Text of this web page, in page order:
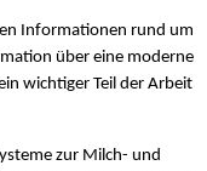
Informationen rund um
über eine moderne
wichtiger Teil der Arbeit
zur Milch- und